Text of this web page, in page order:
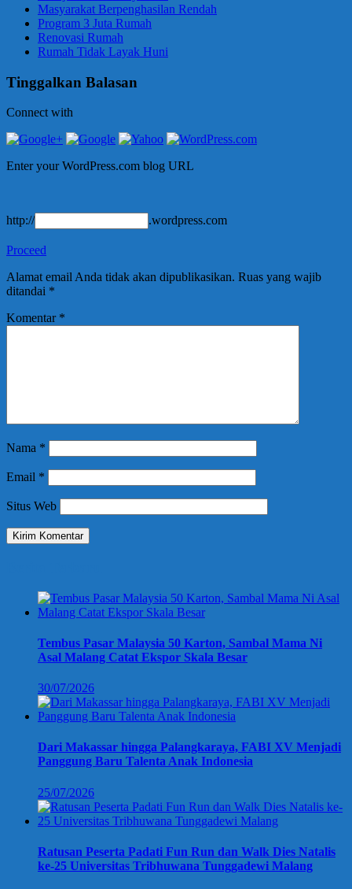
Masyarakat Berpenghasilan Rendah
Program 3 Juta Rumah
Renovasi Rumah
Rumah Tidak Layak Huni
Tinggalkan Balasan
Connect with
Enter your WordPress.com blog URL
http:// .wordpress.com
Proceed
Alamat email Anda tidak akan dipublikasikan. Ruas yang wajib
ditandai *
Komentar *
Nama *
Email *
Situs Web
Tembus Pasar Malaysia 50 Karton, Sambal Mama Ni
Asal Malang Catat Ekspor Skala Besar
30/07/2026
Dari Makassar hingga Palangkaraya, FABI XV Menjadi
Panggung Baru Talenta Anak Indonesia
25/07/2026
Ratusan Peserta Padati Fun Run dan Walk Dies Natalis
ke-25 Universitas Tribhuwana Tunggadewi Malang